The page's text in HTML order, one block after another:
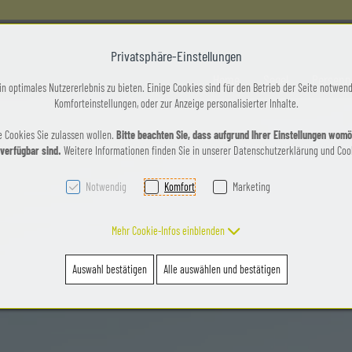
Home Segel
Privatsphäre-Einstellungen
optimales Nutzererlebnis zu bieten. Einige Cookies sind für den Betrieb der Seite
Komforteinstellungen, oder zur Anzeige personalisierter Inhalte.
Sie zulassen wollen. Bitte beachten Sie, dass aufgrund Ihrer Einstellungen
sind. Weitere Informationen finden Sie in unserer Datenschutzerklärung und
Notwendig Komfort Marketing
Mehr Cookie-Infos einblenden
Auswahl bestätigen Alle auswählen und bestätigen